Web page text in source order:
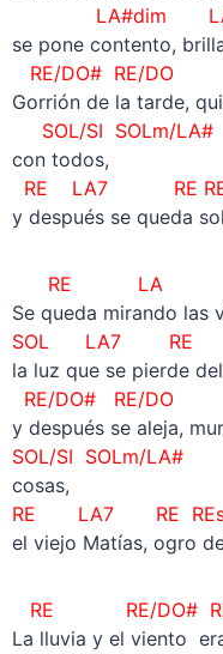
LA#dim
se pone contento,
RE/DO# RE/DO
Gorrión de la tarde,
SOL/SI SOLm/LA#
con todos,
RE LA7 RE
y después se queda
RE LA
Se queda mirando las
SOL LA7 RE
la luz que se pierde
RE/DO# RE/DO
y después se aleja,
SOL/SI SOLm/LA#
cosas,
RE LA7 RE
el viejo Matías, ogro
RE RE/DO#
La lluvia y el viento